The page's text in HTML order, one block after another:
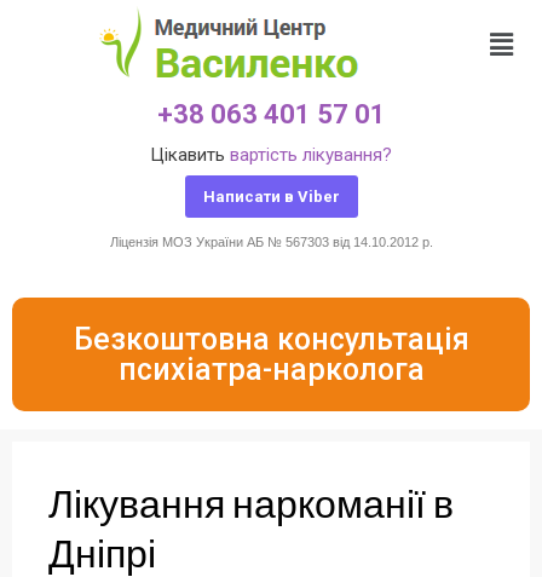
+38 063 401 57 01
Цікавить вартість лікування?
Написати в Viber
Ліцензія МОЗ України АБ № 567303 від 14.10.2012 р.
Безкоштовна консультація
психіатра-нарколога
Лікування наркоманії в
Дніпрі